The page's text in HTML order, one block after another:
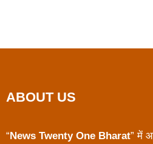
ABOUT US
“News Twenty One Bharat” में